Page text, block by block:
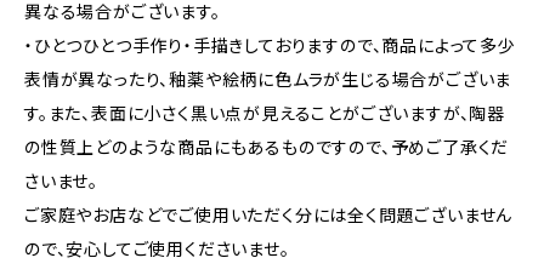
異なる場合がございます。
・ひとつひとつ手作り・手描きしておりますので、商品によって多少
表情が異なったり、釉薬や絵柄に色ムラが生じる場合がございま
す。また、表面に小さく黒い点が見えることがございますが、陶器
の性質上どのような商品にもあるものですので、​予めご了承くだ
さいませ。
ご家庭やお店などでご使用いただく分には全く問題ございません
ので、安心してご使用くださいませ。